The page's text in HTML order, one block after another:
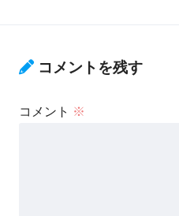
コメントを残す
コメント ※